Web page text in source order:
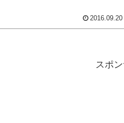
2016.09.20
スポ